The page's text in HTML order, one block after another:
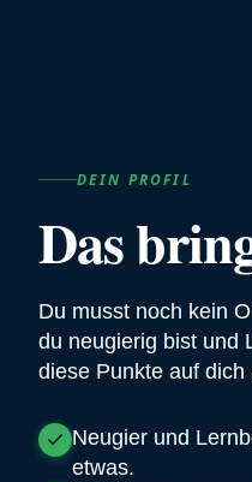
DEIN PROFIL
Das
Du musst noch kein
du neugierig bist und
diese Punkte auf
Neugier und
etwas.